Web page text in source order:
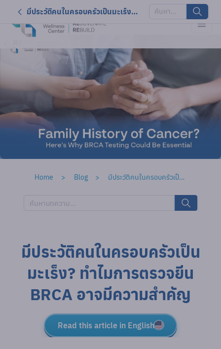
มีประวัติคนในครอบครัวเป็นมะเร็ง? ทำไมการตรวจยีน BRCA อาจมีความสำคัญ
Home Blog มีประวัติคนในครอบครัวเป็นมะเร็ง? ทำไมการตรวจยีน BRCA อาจมีความสำคัญ
มีประวัติคนในครอบครัวเป็น
มะเร็ง? ทำไมการตรวจยีน
BRCA อาจมีความสำคัญ
Read this article in English